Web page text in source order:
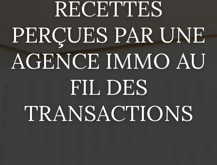
RECETTES
PERÇUES PAR UNE
AGENCE IMMO AU
FIL DES
TRANSACTIONS